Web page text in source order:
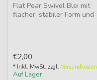
Flat Pear Swivel Blei mit
flacher, stabiler Form und
€2,00
* Inkl. MwSt. zzgl. Versandkosten
Auf Lager